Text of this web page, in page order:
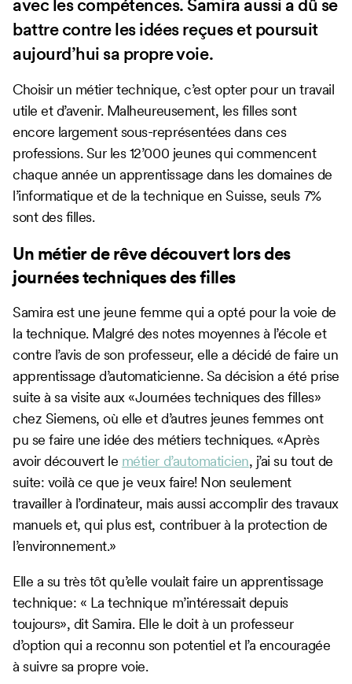
battre contre les idées reçues et poursuit
aujourd’hui sa propre voie.
Choisir un métier technique, c’est opter pour un travail
utile et d’avenir. Malheureusement, les filles sont
encore largement sous-représentées dans ces
professions. Sur les 12’000 jeunes qui commencent
chaque année un apprentissage dans les domaines de
l’informatique et de la technique en Suisse, seuls 7%
sont des filles.
Un métier de rêve découvert lors des
journées techniques des filles
Samira est une jeune femme qui a opté pour la voie de
la technique. Malgré des notes moyennes à l’école et
contre l’avis de son professeur, elle a décidé de faire un
apprentissage d’automaticienne. Sa décision a été prise
suite à sa visite aux «Journées techniques des filles»
chez Siemens, où elle et d’autres jeunes femmes ont
pu se faire une idée des métiers techniques. «Après
avoir découvert le métier d’automaticien, j’ai su tout de
suite: voilà ce que je veux faire! Non seulement
travailler à l’ordinateur, mais aussi accomplir des travaux
manuels et, qui plus est, contribuer à la protection de
l’environnement.»
Elle a su très tôt qu’elle voulait faire un apprentissage
technique: « La technique m’intéressait depuis
toujours», dit Samira. Elle le doit à un professeur
d’option qui a reconnu son potentiel et l’a encouragée
à suivre sa propre voie.